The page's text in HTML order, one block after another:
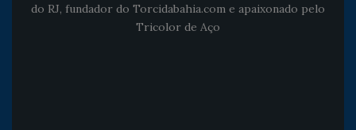
do RJ, fundador do Torcidabahia.com e apaixonado pelo
Tricolor de Aço